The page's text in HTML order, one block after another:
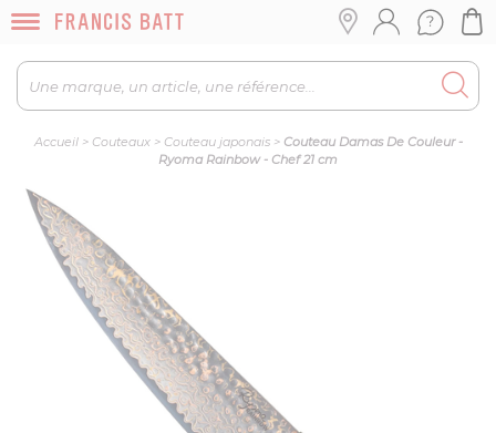
Accueil> Couteaux> Couteau japonais> Couteau Damas De Couleur -
Ryoma Rainbow - Chef 21 cm